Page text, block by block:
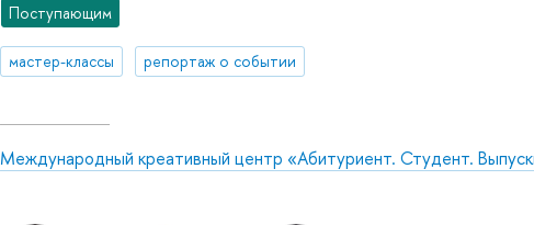
Поступающим
мастер-классы репортаж о событии
Международный креативный центр «Абитуриент. Студент.